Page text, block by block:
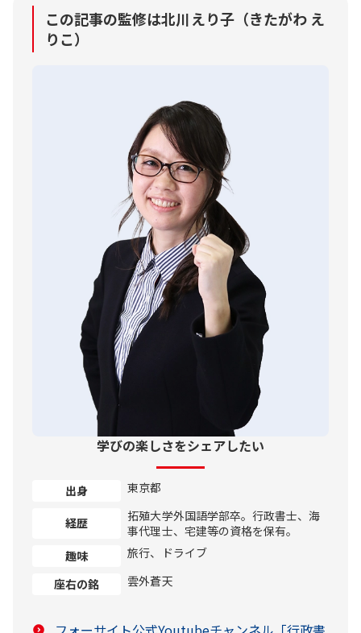
この記事の監修は北川えり子（きたがわ え
りこ）
学びの楽しさをシェアしたい
出身 東京都
経歴
拓殖大学外国語学部卒。行政書士、海
事代理士、宅建等の資格を保有。
趣味
旅行、ドライブ
座右の銘
雲外蒼天
フォーサイト公式Youtubeチャンネル「行政書